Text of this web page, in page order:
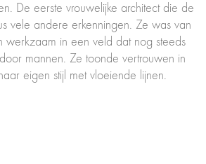
De eerste vrouwelijke architect die de
vele andere erkenningen. Ze was van
werkzaam in een veld dat nog steeds
mannen. Ze toonde vertrouwen in
eigen stijl met vloeiende lijnen.